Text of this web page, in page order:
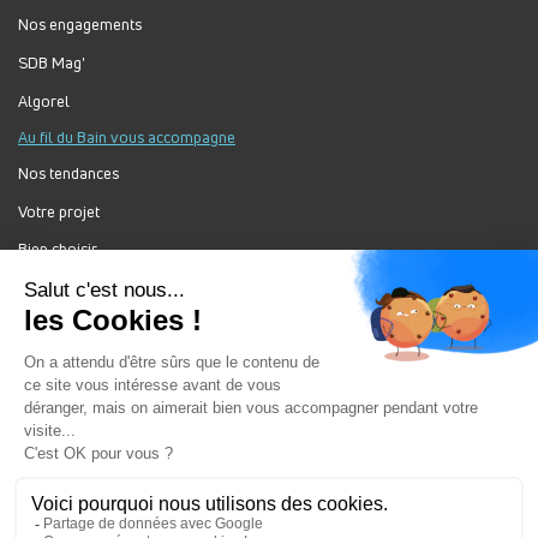
Nos engagements
SDB Mag'
Algorel
Au fil du Bain vous accompagne
Nos tendances
Votre projet
Bien choisir
Forum Au Fil du Bain
Nos produits
Gestion des cookies